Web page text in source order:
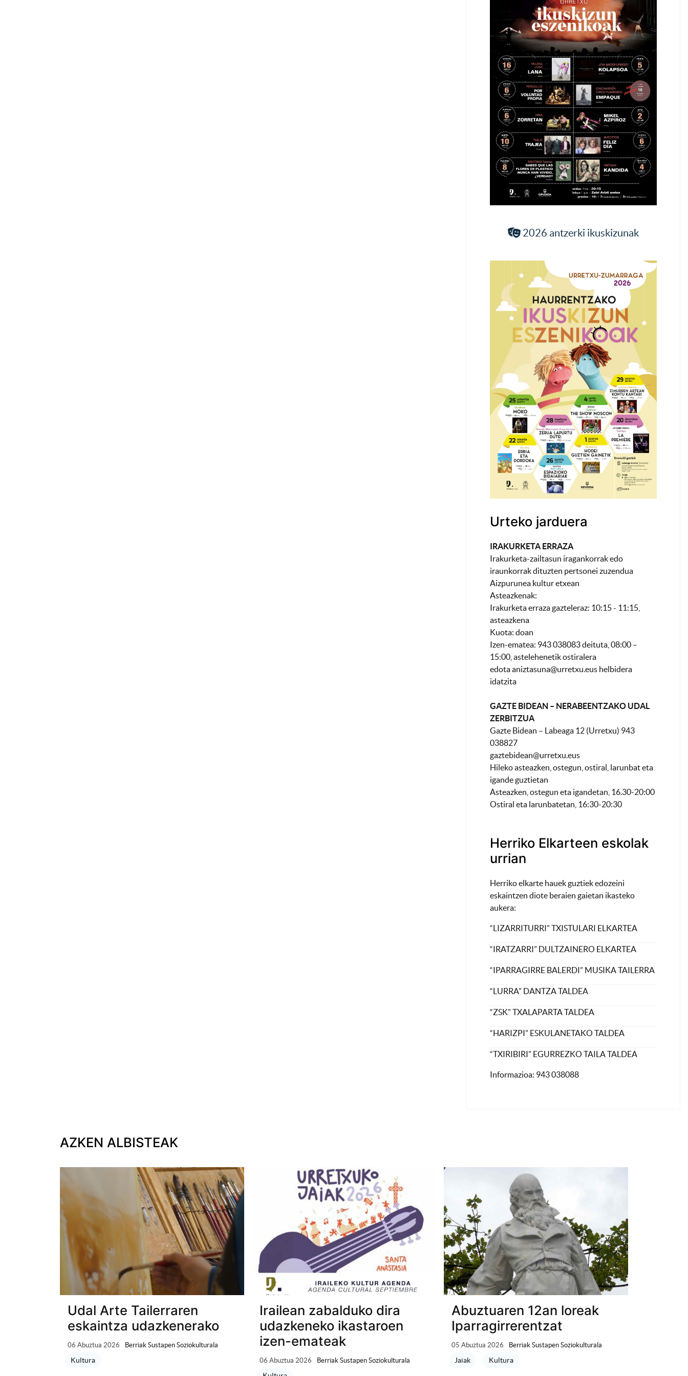
2026 antzerki ikuskizunak
Urteko jarduera
IRAKURKETA ERRAZA
Irakurketa-zailtasun iragankorrak edo
iraunkorrak dituzten pertsonei zuzendua
Aizpurunea kultur etxean
Asteazkenak:
Irakurketa erraza gazteleraz: 10:15 - 11:15,
asteazkena
Kuota: doan
Izen-ematea: 943 038083 deituta, 08:00 –
15:00, astelehenetik ostiralera
edotaaniztasuna@urretxu.eus helbidera
idatzita
GAZTE BIDEAN – NERABEENTZAKO UDAL
ZERBITZUA
Gazte Bidean – Labeaga 12 (Urretxu) 943
038827
gaztebidean@urretxu.eus
Hileko asteazken, ostegun, ostiral, larunbat eta
igande guztietan
Asteazken, ostegun eta igandetan, 16.30-20:00
Ostiral eta larunbatetan, 16:30-20:30
Herriko Elkarteen eskolak
urrian
Herriko elkarte hauek guztiek edozeini
eskaintzen diote beraien gaietan ikasteko
aukera:
“LIZARRITURRI” TXISTULARI ELKARTEA
“IRATZARRI” DULTZAINERO ELKARTEA
“IPARRAGIRRE BALERDI” MUSIKA TAILERRA
“LURRA” DANTZA TALDEA
“ZSK” TXALAPARTA TALDEA
“HARIZPI” ESKULANETAKO TALDEA
“TXIRIBIRI” EGURREZKO TAILA TALDEA
Informazioa: 943 038088
AZKEN ALBISTEAK
Udal Arte Tailerraren
eskaintza udazkenerako
06 Abuztua 2026 Berriak Sustapen Soziokulturala
Kultura
Irailean zabalduko dira
udazkeneko ikastaroen
izen-emateak
06 Abuztua 2026 Berriak Sustapen Soziokulturala
Abuztuaren 12an loreak
Iparragirrerentzat
05 Abuztua 2026 Berriak Sustapen Soziokulturala
Jaiak Kultura